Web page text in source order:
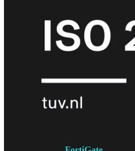
IndoorOutdoor
MIMO
bekijken